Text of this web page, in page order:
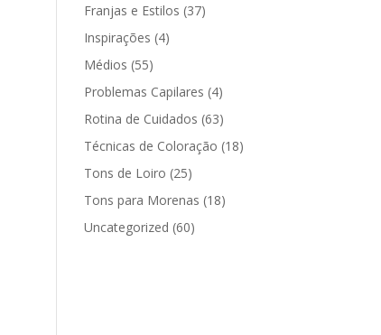
Franjas e Estilos (37)
Inspirações (4)
Médios (55)
Problemas Capilares (4)
Rotina de Cuidados (63)
Técnicas de Coloração (18)
Tons de Loiro (25)
Tons para Morenas (18)
Uncategorized (60)